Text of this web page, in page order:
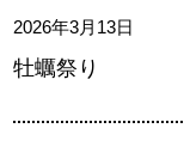
2026年3月13日
牡蠣祭り